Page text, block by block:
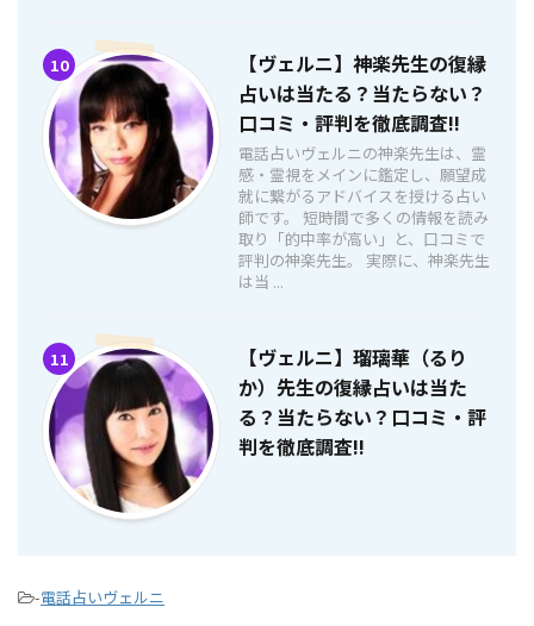
10
【ヴェルニ】神楽先生の復縁
占いは当たる？当たらない？
口コミ・評判を徹底調査!!
電話占いヴェルニの神楽先生は、霊
感・霊視をメインに鑑定し、願望成
就に繋がるアドバイスを授ける占い
師です。 短時間で多くの情報を読み
取り「的中率が高い」と、口コミで
評判の神楽先生。 実際に、神楽先生
は当 ...
11
【ヴェルニ】瑠璃華（るり
か）先生の復縁占いは当た
る？当たらない？口コミ・評
判を徹底調査!!
-電話占いヴェルニ